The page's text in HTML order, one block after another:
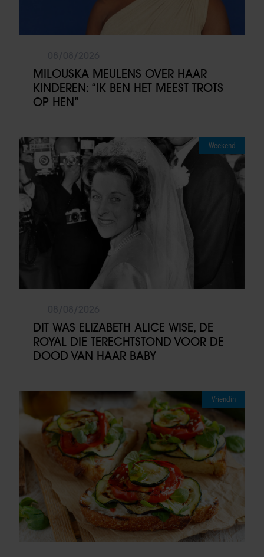
MILOUSKA MEULENS OVER HAAR
KINDEREN: “IK BEN HET MEEST TROTS
OP HEN”
Weekend
DIT WAS ELIZABETH ALICE WISE, DE
ROYAL DIE TERECHTSTOND VOOR DE
DOOD VAN HAAR BABY
Vriendin